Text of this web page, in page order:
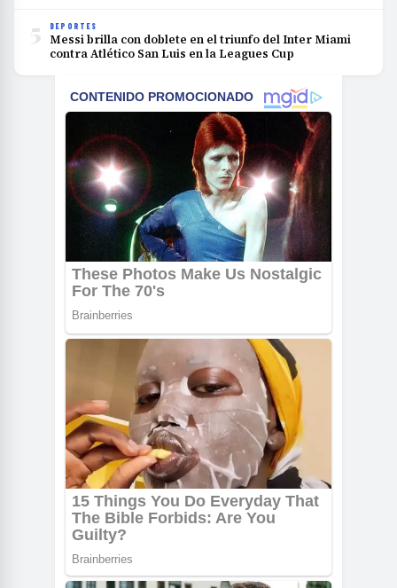
5 DEPORTES
Messi brilla con doblete en el triunfo del Inter Miami
contra Atlético San Luis en la Leagues Cup